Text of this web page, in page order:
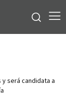
será candidata a